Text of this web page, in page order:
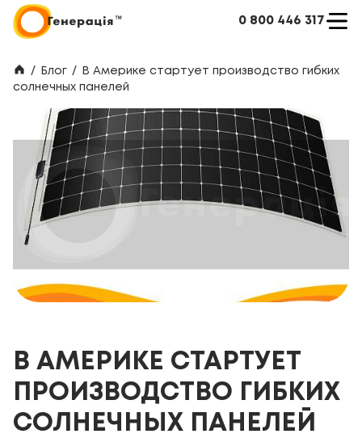
0 800 446 317
/ Блог /
В Америке стартует производство гибких
солнечных панелей
В АМЕРИКЕ СТАРТУЕТ
ПРОИЗВОДСТВО ГИБКИХ
СОЛНЕЧНЫХ ПАНЕЛЕЙ